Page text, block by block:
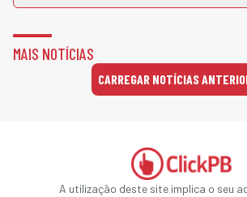
MAIS NOTÍCIAS
CARREGAR NOTÍCIAS
A utilização deste site implica o seu